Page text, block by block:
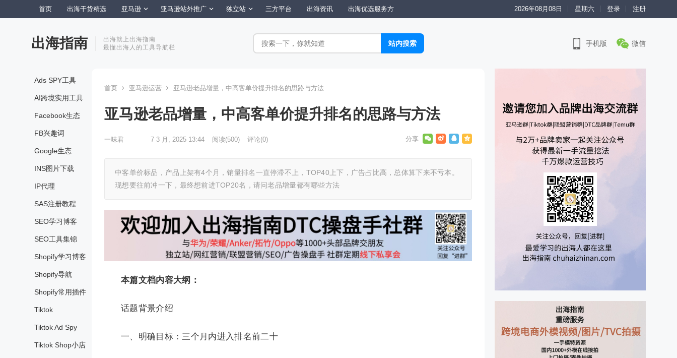
首页 出海干货精选 亚马逊 亚马逊站外推广 独立站 三方平台 出海资讯 出海优选服务方 2026年08月08日 星期六 登录 注册
出海指南
出海就上出海指南
最懂出海人的工具导航栏
手机版 微信
Ads SPY工具
AI跨境实用工具
Facebook生态
FB兴趣词
Google生态
INS图片下载
IP代理
SAS注册教程
SEO学习博客
SEO工具集锦
Shopify学习博客
Shopify导航
Shopify常用插件
Tiktok
Tiktok Ad Spy
Tiktok Shop小店
首页 亚马逊运营 亚马逊老品增量，中高客单价提升排名的思路与方法
亚马逊老品增量，中高客单价提升排名的思路与方法
一味君 7 3 月, 2025 13:44 阅读(500) 评论(0)
中客单价标品，产品上架有4个月，销量排名一直停滞不上，TOP40上下，广告占比高，总体算下来不亏本。
现想要往前冲一下，最终想前进TOP20名，请问老品增量都有哪些方法
本篇文档内容大纲：
话题背景介绍
一、明确目标：三个月内进入排名前二十